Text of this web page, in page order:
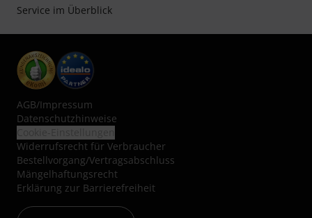
Service im Überblick
AGB/Impressum
Datenschutzhinweise
Widerrufsrecht für Verbraucher
Bestellvorgang/Vertragsabschluss
Mängelhaftungsrecht
Erklärung zur Barrierefreiheit